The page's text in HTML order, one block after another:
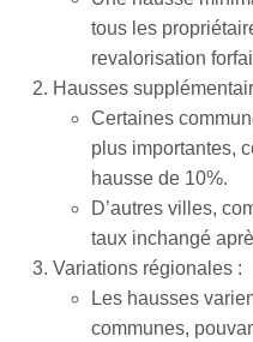
tous les
revalorisation
Hausses
Certaines
plus importantes,
hausse de 10%.
D’autres villes,
taux inchangé
Variations régionales :
Les hausses
communes,